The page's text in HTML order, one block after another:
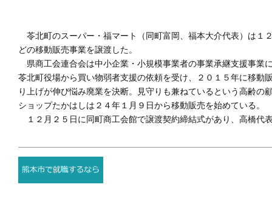
苓北町のスーパー・福マート（同町富岡、福本大介代表）は１
どの移動販売事業を譲渡した。
県商工会連合会は中小企業・小規模事業者の事業承継支援事業
苓北町役場から買い物弱者支援の依頼を受け、２０１５年に移
り上げが伸び悩み廃業を決断。見守りも兼ねているという高齢
ショップたかはしは２４年１月９日から移動販売を始めている。
１２月２５日に同町商工会館で譲渡契約締結式があり、高橋代